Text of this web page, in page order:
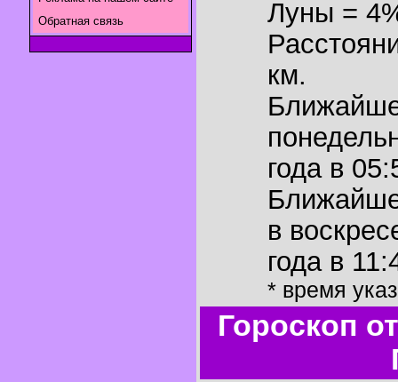
Обратная связь
Луны =
км.
года в
в
года в
* время
Гороскоп